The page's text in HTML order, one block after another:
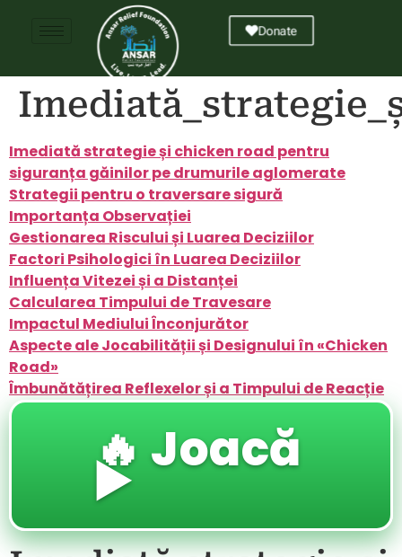
Donate
Imediată strategie și chicken road pentru
siguranța găinilor pe drumurile aglomerate
Strategii pentru o traversare sigură
Importanța Observației
Gestionarea Riscului și Luarea Deciziilor
Factori Psihologici în Luarea Deciziilor
Influența Vitezei și a Distanței
Calcularea Timpului de Travesare
Impactul Mediului Înconjurător
Aspecte ale Jocabilității și Designului în «Chicken
Road»
Îmbunătățirea Reflexelor și a Timpului de Reacție
🔥 Joacă
▶️